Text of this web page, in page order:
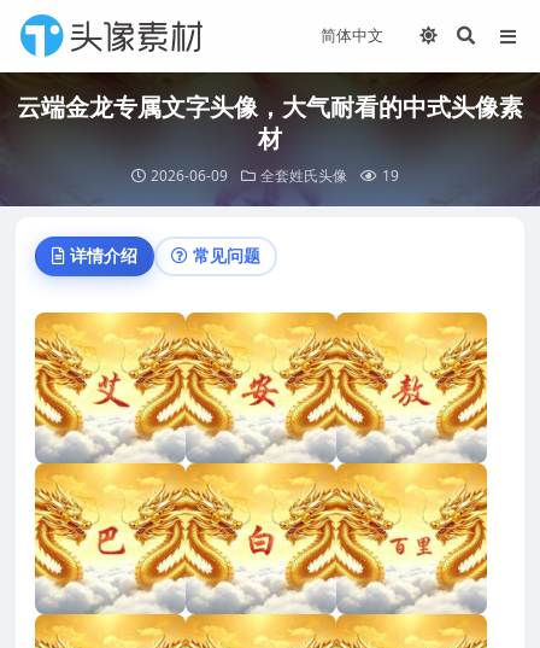
云端金龙专属文字头像，大气耐看的中式头像素
材
2026-06-09 全套姓氏头像 19
详情介绍 常见问题